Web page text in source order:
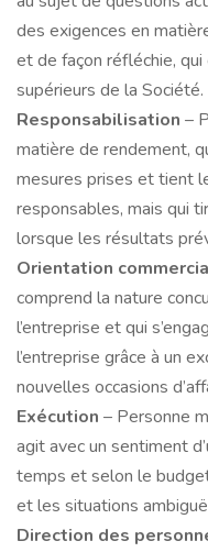
des exigences en
et de façon réfléchie,
supérieurs de la Société.
Responsabilisation –
matière de rendement,
mesures prises et tient
responsables, mais qui
lorsque les résultats
Orientation
comprend la nature
l’entreprise et qui
l’entreprise grâce à un
nouvelles occasions
Exécution – Personne
agit avec un sentiment
temps et selon le
et les situations
Direction des